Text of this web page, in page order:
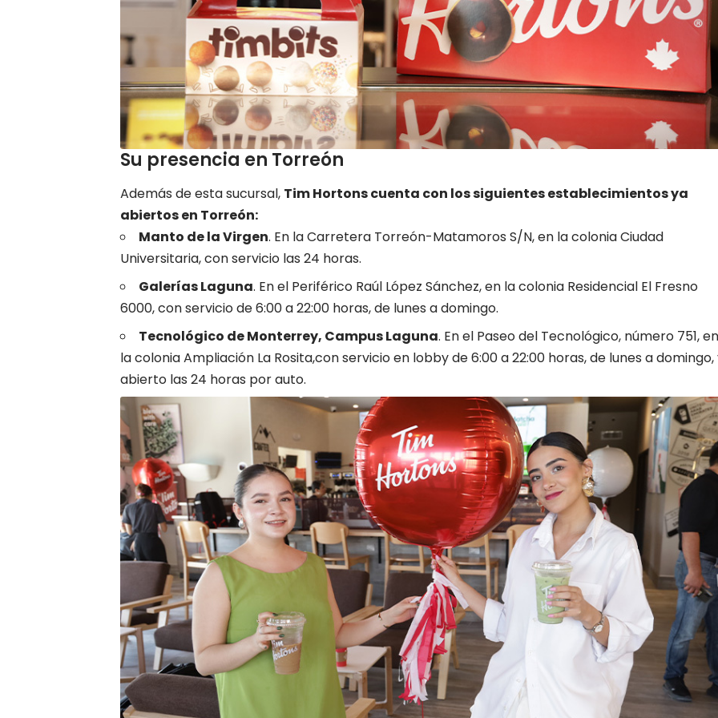
Su presencia en Torreón
Además de estasucursal, Tim Hortons cuenta con los siguientes establecimientos ya
abiertos en Torreón:
Manto de la Virgen. En la Carretera Torreón-Matamoros S/N, en la colonia Ciudad
Universitaria, con servicio las 24 horas.
Galerías Laguna. En el Periférico Raúl López Sánchez, en la colonia Residencial El Fresno
6000, con servicio de 6:00 a 22:00 horas, de lunes a domingo.
Tecnológico de Monterrey, Campus Laguna. En el Paseo del Tecnológico, número 751, en
la colonia Ampliación La Rosita,con servicio en lobby de 6:00 a 22:00 horas, de lunes a domingo,
abierto las 24 horas por auto.